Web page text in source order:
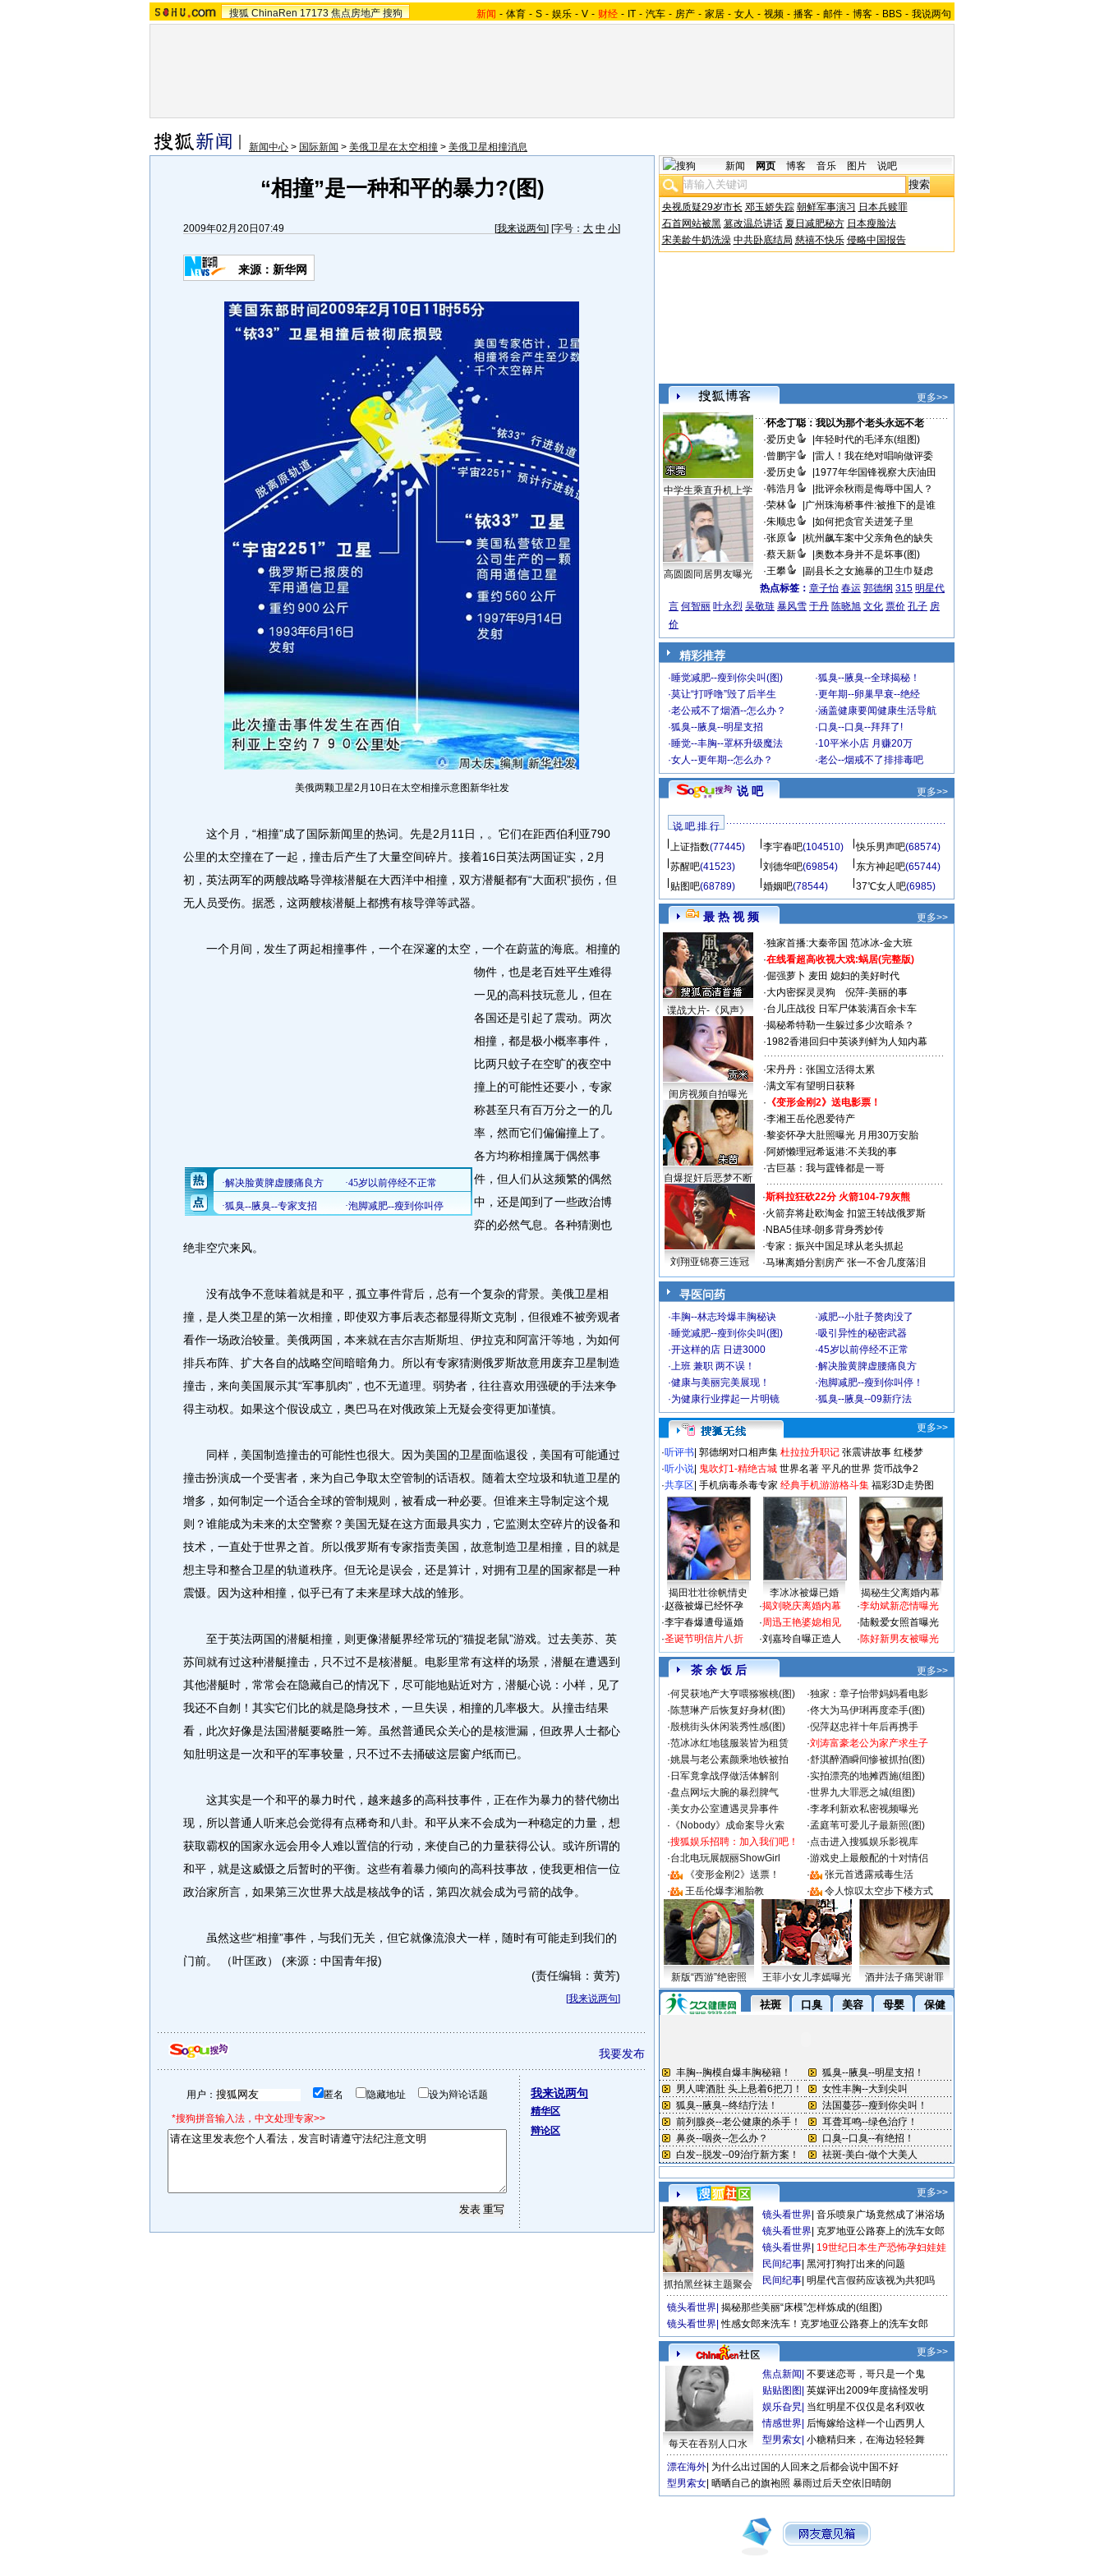
搜狐 ChinaRen 17173 焦点房地产 搜狗 新闻 - 体育 - S - 娱乐 - V - 财经 - IT - 汽车 - 房产 - 家居 - 女人 - 视频 - 播客 - 邮件 - 博客 - BBS - 我说两句
新闻中心 > 国际新闻 > 美俄卫星在太空相撞 > 美俄卫星相撞消息
“相撞”是一种和平的暴力?(图)
2009年02月20日07:49 [我来说两句] [字号： 大 中 小]
来源：新华网
美俄两颗卫星2月10日在太空相撞示意图新华社发
这个月，“相撞”成了国际新闻里的热词。先是2月11日，。它们在距西伯利亚790
公里的太空撞在了一起，撞击后产生了大量空间碎片。接着16日英法两国证实，2月
初，英法两军的两艘战略导弹核潜艇在大西洋中相撞，双方潜艇都有“大面积”损伤，但
无人员受伤。据悉，这两艘核潜艇上都携有核导弹等武器。
一个月间，发生了两起相撞事件，一个在深邃的太空，一个在蔚蓝的海底。 相撞的
物件，也是老百姓平生难得
一见的高科技玩意儿，但在
各国还是引起了震动。两次
相撞，都是极小概率事件，
比两只蚊子在空旷的夜空中
撞上的可能性还要小，专家
称甚至只有百万分之一的几
率，然而它们偏偏撞上了。
各方均称相撞属于偶然事
件，但人们从这频繁的偶然
中，还是闻到了一些政治博
弈的必然气息。各种猜测也
绝非空穴来风。
没有战争不意味着就是和平，孤立事件背后，总有一个复杂的背景。美俄卫星相
撞，是人类卫星的第一次相撞，即使双方事后表态都显得斯文克制，但很难不被旁观者
看作一场政治较量。美俄两国，本来就在吉尔吉斯斯坦、伊拉克和阿富汗等地，为如何
排兵布阵、扩大各自的战略空间暗暗角力。所以有专家猜测俄罗斯故意用废弃卫星制造
撞击，来向美国展示其“军事肌肉”，也不无道理。弱势者，往往喜欢用强硬的手法来争
得主动权。如果这个假设成立，奥巴马在对俄政策上无疑会变得更加谨慎。
同样，美国制造撞击的可能性也很大。因为美国的卫星面临退役，美国有可能通过
撞击扮演成一个受害者，来为自己争取太空管制的话语权。随着太空垃圾和轨道卫星的
增多，如何制定一个适合全球的管制规则，被看成一种必要。但谁来主导制定这个规
则？谁能成为未来的太空警察？美国无疑在这方面最具实力，它监测太空碎片的设备和
技术，一直处于世界之首。所以俄罗斯有专家指责美国，故意制造卫星相撞，目的就是
想主导和整合卫星的轨道秩序。但无论是误会，还是算计，对拥有卫星的国家都是一种
震慑。因为这种相撞，似乎已有了未来星球大战的雏形。
至于英法两国的潜艇相撞，则更像潜艇界经常玩的“猫捉老鼠”游戏。过去美苏、英
苏间就有过这种潜艇撞击，只不过不是核潜艇。电影里常有这样的场景，潜艇在遭遇到
其他潜艇时，常常会在隐藏自己的情况下，尽可能地贴近对方，潜艇心说：小样，见了
我还不自刎！其实它们比的就是隐身技术，一旦失误，相撞的几率极大。从撞击结果
看，此次好像是法国潜艇要略胜一筹。虽然普通民众关心的是核泄漏，但政界人士都心
知肚明这是一次和平的军事较量，只不过不去捅破这层窗户纸而已。
这其实是一个和平的暴力时代，越来越多的高科技事件，正在作为暴力的替代物出
现，所以普通人听来总会觉得有点稀奇和八卦。和平从来不会成为一种稳定的力量，想
获取霸权的国家永远会用令人难以置信的行动，来使自己的力量获得公认。或许所谓的
和平，就是这威慑之后暂时的平衡。这些有着暴力倾向的高科技事故，使我更相信一位
政治家所言，如果第三次世界大战是核战争的话，第四次就会成为弓箭的战争。
虽然这些“相撞”事件，与我们无关，但它就像流浪犬一样，随时有可能走到我们的
门前。 （叶匡政） (来源：中国青年报)
(责任编辑：黄芳)
[我来说两句]
我要发布
用户： 匿名 隐藏地址 设为辩论话题
*搜狗拼音输入法，中文处理专家>>
我来说两句
精华区
辩论区
新闻 网页 博客 音乐 图片 说吧
央视质疑29岁市长 邓玉娇失踪 朝鲜军事演习 日本兵赎罪
石首网站被黑 篡改温总讲话 夏日减肥秘方 日本瘦脸法
宋美龄牛奶洗澡 中共卧底结局 慈禧不快乐 侵略中国报告
更多>>
中学生乘直升机上学
高圆圆同居男友曝光
·怀念丁聪：我以为那个老头永远不老
·爱历史
年轻时代的毛泽东(组图)
·曾鹏宇
雷人！我在绝对唱响做评委
·爱历史
1977年华国锋视察大庆油田
·韩浩月
批评余秋雨是侮辱中国人？
·荣林
广州珠海桥事件:被推下的是谁
·朱顺忠
如何把贪官关进笼子里
·张原
杭州飙车案中父亲角色的缺失
·蔡天新
奥数本身并不是坏事(图)
·王攀
副县长之女施暴的卫生巾疑虑
热点标签： 章子怡 春运 郭德纲 315 明星代
言 何智丽 叶永烈 吴敬琏 暴风雪 于丹 陈晓旭 文化 票价 孔子 房
价
精彩推荐
·睡觉减肥--瘦到你尖叫(图) ·狐臭--腋臭--全球揭秘！
·莫让“打呼噜”毁了后半生 ·更年期--卵巢早衰--绝经
·老公戒不了烟酒--怎么办？ ·涵盖健康要闻健康生活导航
·狐臭--腋臭--明星支招 ·口臭--口臭--拜拜了!
·睡觉--丰胸--罩杯升级魔法 ·10平米小店 月赚20万
·女人--更年期--怎么办？ ·老公--烟戒不了排排毒吧
说 吧 更多>>
说 吧 排 行
上证指数(77445) 李宇春吧(104510) 快乐男声吧(68574)
苏醒吧(41523) 刘德华吧(69854) 东方神起吧(65744)
贴图吧(68789) 婚姻吧(78544) 37℃女人吧(6985)
最 热 视 频 更多>>
谍战大片-《风声》
闺房视频自拍曝光
自爆捉奸后恶梦不断
·独家首播:大秦帝国 范冰冰-金大班
·在线看超高收视大戏:蜗居(完整版)
·倔强萝卜 麦田 媳妇的美好时代
·大内密探灵灵狗
倪萍-美丽的事
·台儿庄战役 日军尸体装满百余卡车
·揭秘希特勒一生躲过多少次暗杀？
·1982香港回归中英谈判鲜为人知内幕
·宋丹丹：张国立活得太累
·满文军有望明日获释
· 《变形金刚2》送电影票！
·李湘王岳伦恩爱待产
·黎姿怀孕大肚照曝光 月用30万安胎
·阿娇懒理冠希返港:不关我的事
·古巨基：我与霆锋都是一哥
刘翔亚锦赛三连冠
·斯科拉狂砍22分 火箭104-79灰熊
·火箭弃将赴欧淘金 扣篮王转战俄罗斯
· NBA5佳球-朗多背身秀妙传
·专家：振兴中国足球从老头抓起
·马琳离婚分割房产 张一不舍几度落泪
寻医问药
·丰胸--林志玲爆丰胸秘诀 ·减肥--小肚子赘肉没了
·睡觉减肥--瘦到你尖叫(图) ·吸引异性的秘密武器
·开这样的店 日进3000 ·45岁以前停经不正常
·上班 兼职 两不误！ ·解决脸黄脾虚腰痛良方
·健康与美丽完美展现！ ·泡脚减肥--瘦到你叫停！
·为健康行业撑起一片明镜 ·狐臭--腋臭--09新疗法
更多>>
·听评书 郭德纲对口相声集 杜拉拉升职记 张震讲故事 红楼梦
·听小说 鬼吹灯1-精绝古城 世界名著 平凡的世界 货币战争2
·共享区 手机病毒杀毒专家 经典手机游游格斗集 福彩3D走势图
揭田壮壮徐帆情史 李冰冰被爆已婚
揭秘生父离婚内幕
·赵薇被爆已经怀孕
·李宇春爆遭母逼婚
·圣诞节明信片八折
·揭刘晓庆离婚内幕
·周迅王艳婆媳相见
·刘嘉玲自曝正造人
·李幼斌新恋情曝光
·陆毅爱女照首曝光
·陈好新男友被曝光
茶 余 饭 后
更多>>
·何炅获地产大亨喂猕猴桃(图) ·独家：章子怡带妈妈看电影
·陈慧琳产后恢复好身材(图) ·佟大为马伊琍再度牵手(图)
·殷桃街头休闲装秀性感(图) ·倪萍赵忠祥十年后再携手
·范冰冰红地毯服装皆为租赁 ·刘涛富豪老公为家产求生子
·姚晨与老公素颜乘地铁被拍 ·舒淇醉酒瞬间惨被抓拍(图)
· 日军竟拿战俘做活体解剖 ·实拍漂亮的地摊西施(组图)
·盘点网坛大腕的暴烈脾气 ·世界九大罪恶之城(组图)
·美女办公室遭遇灵异事件 ·李孝利新欢私密视频曝光
· 《Nobody》成命案导火索 ·孟庭苇可爱儿子最新照(图)
·搜狐娱乐招聘：加入我们吧！ ·点击进入搜狐娱乐影视库
·台北电玩展靓丽ShowGirl ·游戏史上最般配的十对情侣
·
《变形金刚2》送票！ ·
张元首透露戒毒生活
·
王岳伦爆李湘胎教 · 令人惊叹太空步下楼方式
新版“西游”绝密照 王菲小女儿李嫣曝光 酒井法子痛哭谢罪
更多>>
抓拍黑丝袜主题聚会
镜头看世界 音乐喷泉广场竟然成了淋浴场
镜头看世界 克罗地亚公路赛上的洗车女郎
镜头看世界 19世纪日本生产恐怖孕妇娃娃
民间纪事 黑河打狗打出来的问题
民间纪事 明星代言假药应该视为共犯吗
镜头看世界 揭秘那些美丽“床模”怎样炼成的(组图)
镜头看世界 性感女郎来洗车！克罗地亚公路赛上的洗车女郎
更多>>
每天在吞别人口水
焦点新闻 不要迷恋哥，哥只是一个鬼
贴贴图图 英媒评出2009年度搞怪发明
娱乐旮旯 当红明星不仅仅是名利双收
情感世界 后悔嫁给这样一个山西男人
型男索女 小糖精归来，在海边轻轻舞
漂在海外 为什么出过国的人回来之后都会说中国不好
型男索女 晒晒自己的旗袍照 暴雨过后天空依旧晴朗